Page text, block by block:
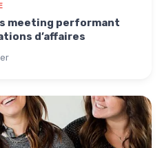
meeting performant
d’affaires